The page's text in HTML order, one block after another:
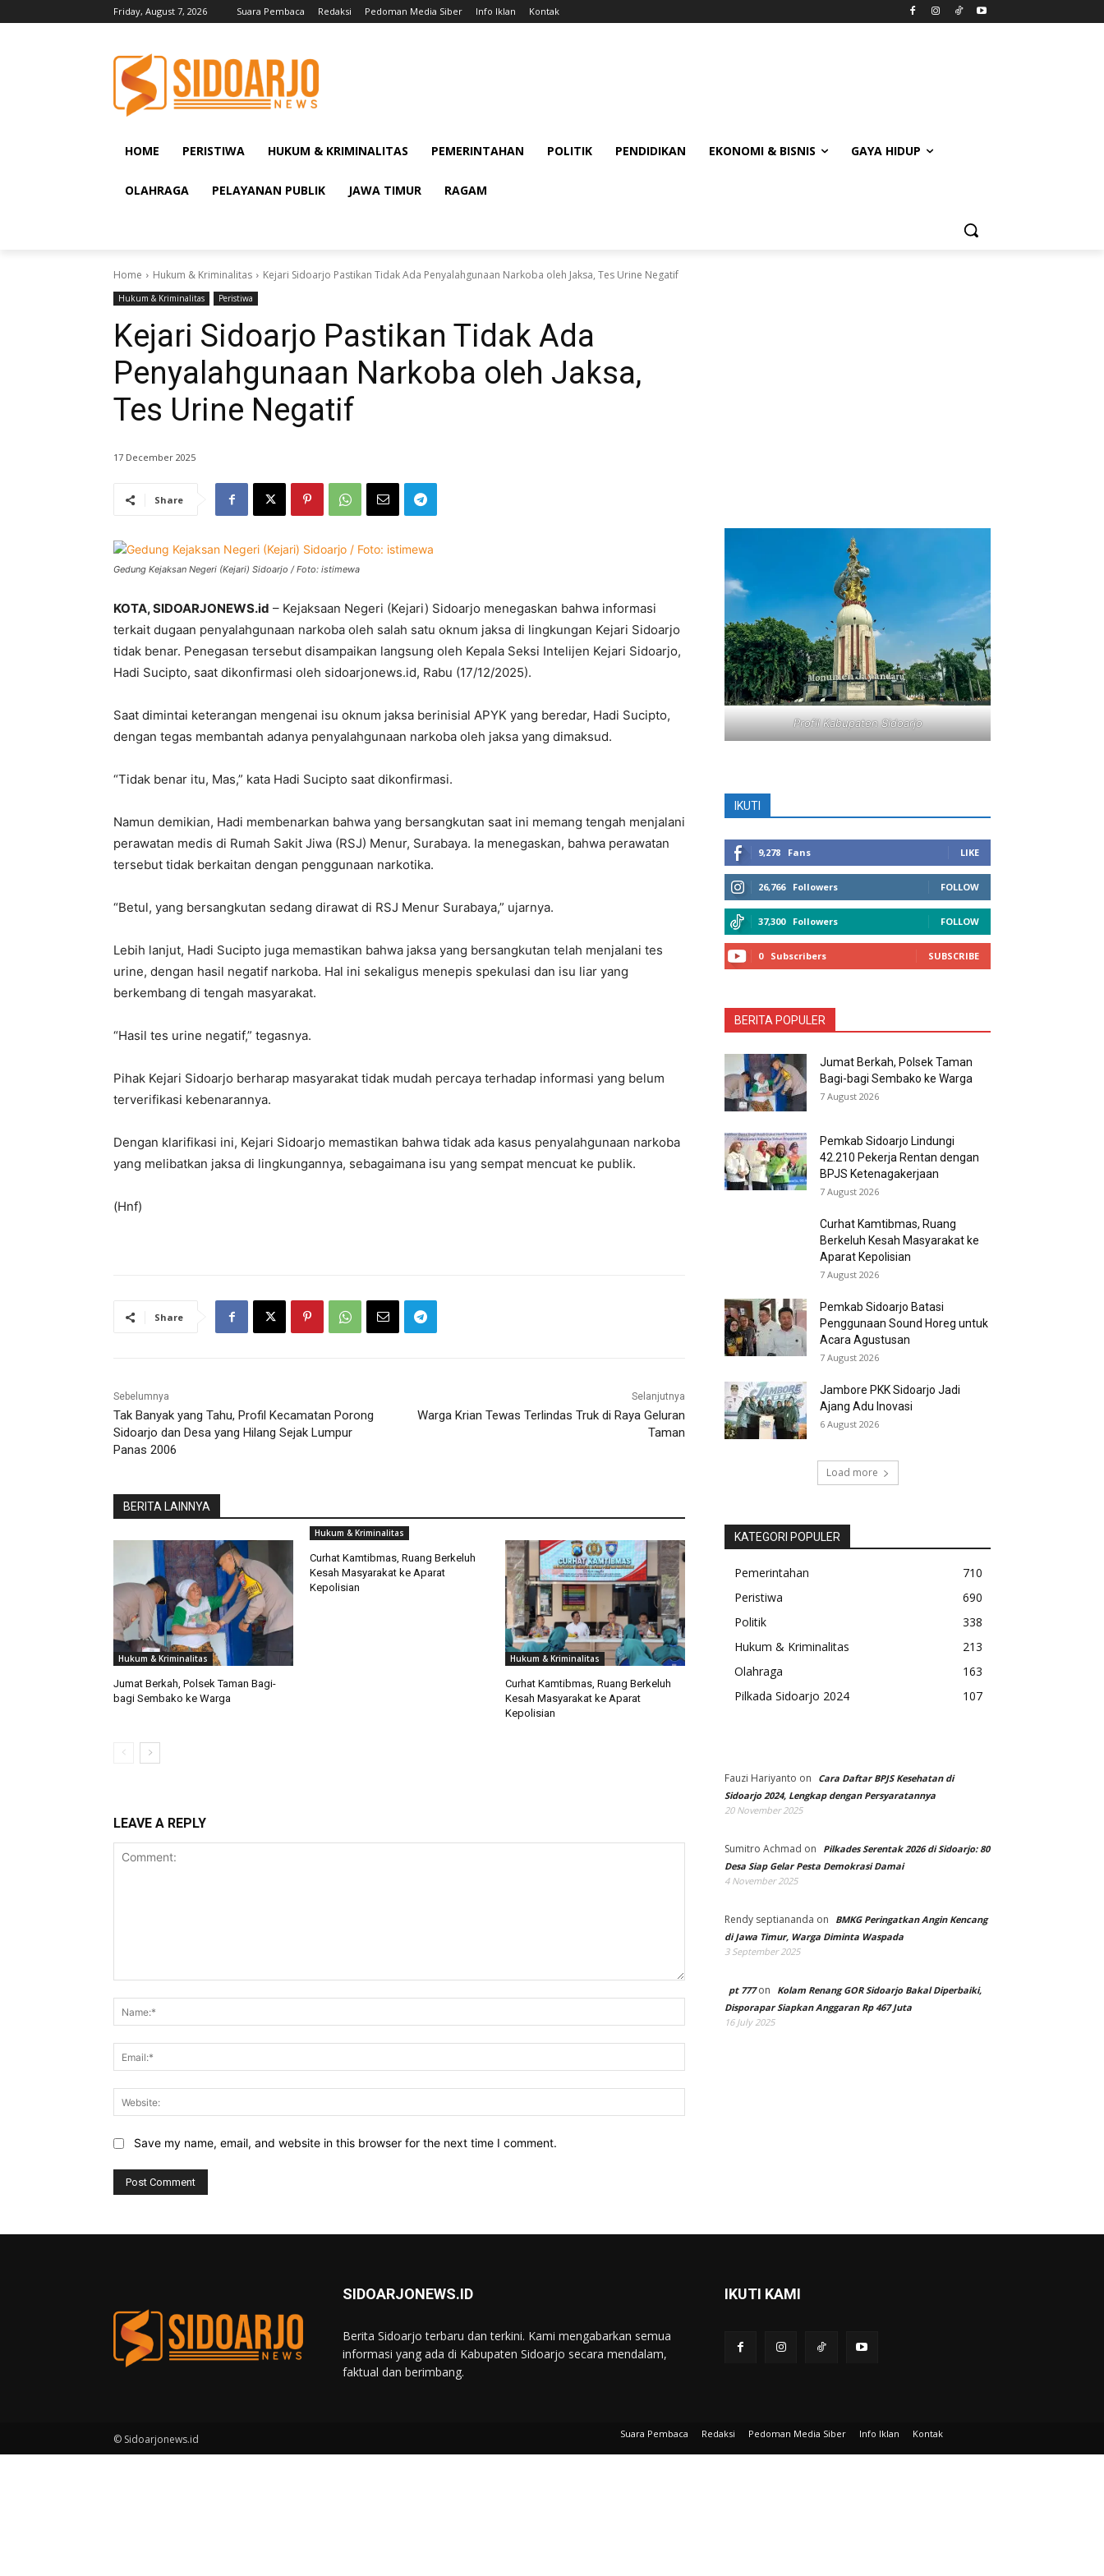
Friday, August 7, 2026 Suara Pembaca Redaksi Pedoman Media Siber Info Iklan Kontak
HOME PERISTIWA HUKUM & KRIMINALITAS PEMERINTAHAN POLITIK PENDIDIKAN EKONOMI & BISNIS GAYA HIDUP
OLAHRAGA PELAYANAN PUBLIK JAWA TIMUR RAGAM
Home Hukum & Kriminalitas Kejari Sidoarjo Pastikan Tidak Ada Penyalahgunaan Narkoba oleh Jaksa, Tes Urine Negatif
Hukum & Kriminalitas Peristiwa
Kejari Sidoarjo Pastikan Tidak Ada
Penyalahgunaan Narkoba oleh Jaksa,
Tes Urine Negatif
17 December 2025
Share
Gedung Kejaksan Negeri (Kejari) Sidoarjo / Foto: istimewa
KOTA, SIDOARJONEWS.id – Kejaksaan Negeri (Kejari) Sidoarjo menegaskan bahwa informasi
terkait dugaan penyalahgunaan narkoba oleh salah satu oknum jaksa di lingkungan Kejari Sidoarjo
tidak benar. Penegasan tersebut disampaikan langsung oleh Kepala Seksi Intelijen Kejari Sidoarjo,
Hadi Sucipto, saat dikonfirmasi oleh sidoarjonews.id, Rabu (17/12/2025).
Saat dimintai keterangan mengenai isu oknum jaksa berinisial APYK yang beredar, Hadi Sucipto,
dengan tegas membantah adanya penyalahgunaan narkoba oleh jaksa yang dimaksud.
“Tidak benar itu, Mas,” kata Hadi Sucipto saat dikonfirmasi.
Namun demikian, Hadi membenarkan bahwa yang bersangkutan saat ini memang tengah menjalani
perawatan medis di Rumah Sakit Jiwa (RSJ) Menur, Surabaya. Ia menegaskan, bahwa perawatan
tersebut tidak berkaitan dengan penggunaan narkotika.
“Betul, yang bersangkutan sedang dirawat di RSJ Menur Surabaya,” ujarnya.
Lebih lanjut, Hadi Sucipto juga memastikan bahwa jaksa yang bersangkutan telah menjalani tes
urine, dengan hasil negatif narkoba. Hal ini sekaligus menepis spekulasi dan isu liar yang
berkembang di tengah masyarakat.
“Hasil tes urine negatif,” tegasnya.
Pihak Kejari Sidoarjo berharap masyarakat tidak mudah percaya terhadap informasi yang belum
terverifikasi kebenarannya.
Dengan klarifikasi ini, Kejari Sidoarjo memastikan bahwa tidak ada kasus penyalahgunaan narkoba
yang melibatkan jaksa di lingkungannya, sebagaimana isu yang sempat mencuat ke publik.
(Hnf)
Share
Sebelumnya
Tak Banyak yang Tahu, Profil Kecamatan Porong
Sidoarjo dan Desa yang Hilang Sejak Lumpur
Panas 2006
Selanjutnya
Warga Krian Tewas Terlindas Truk di Raya Geluran
Taman
BERITA LAINNYA
Hukum & Kriminalitas
Jumat Berkah, Polsek Taman Bagi-
bagi Sembako ke Warga
Hukum & Kriminalitas
Curhat Kamtibmas, Ruang Berkeluh
Kesah Masyarakat ke Aparat
Kepolisian
Hukum & Kriminalitas
Curhat Kamtibmas, Ruang Berkeluh
Kesah Masyarakat ke Aparat
Kepolisian
LEAVE A REPLY
Save my name, email, and website in this browser for the next time I comment.
Profil Kabupaten Sidoarjo
IKUTI
9,278 Fans LIKE
26,766 Followers FOLLOW
37,300 Followers FOLLOW
0 Subscribers SUBSCRIBE
BERITA POPULER
Jumat Berkah, Polsek Taman
Bagi-bagi Sembako ke Warga
7 August 2026
Pemkab Sidoarjo Lindungi
42.210 Pekerja Rentan dengan
BPJS Ketenagakerjaan
7 August 2026
Curhat Kamtibmas, Ruang
Berkeluh Kesah Masyarakat ke
Aparat Kepolisian
7 August 2026
Pemkab Sidoarjo Batasi
Penggunaan Sound Horeg untuk
Acara Agustusan
7 August 2026
Jambore PKK Sidoarjo Jadi
Ajang Adu Inovasi
6 August 2026
Load more
KATEGORI POPULER
Pemerintahan
710
Peristiwa
690
Politik
338
Hukum & Kriminalitas
213
Olahraga
163
Pilkada Sidoarjo 2024
107
Fauzi Hariyanto on
Cara Daftar BPJS Kesehatan di
Sidoarjo 2024, Lengkap dengan Persyaratannya
20 November 2025
Sumitro Achmad on
Pilkades Serentak 2026 di Sidoarjo: 80
Desa Siap Gelar Pesta Demokrasi Damai
4 November 2025
Rendy septiananda on
BMKG Peringatkan Angin Kencang
di Jawa Timur, Warga Diminta Waspada
3 September 2025
pt 777on
Kolam Renang GOR Sidoarjo Bakal Diperbaiki,
Disporapar Siapkan Anggaran Rp 467 Juta
16 July 2025
SIDOARJONEWS.ID
Berita Sidoarjo terbaru dan terkini. Kami mengabarkan semua
informasi yang ada di Kabupaten Sidoarjo secara mendalam,
faktual dan berimbang.
IKUTI KAMI
© Sidoarjonews.id Suara Pembaca Redaksi Pedoman Media Siber Info Iklan Kontak